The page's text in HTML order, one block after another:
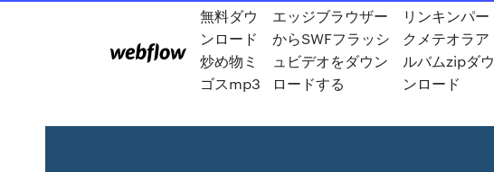
無料ダウ
ンロード
炒め物ミ
ゴスmp3
エッジブラウザー
からSWFフラッシ
ュビデオをダウン
ロードする
リンキンパー
クメテオラア
ルバムzipダウ
ンロード